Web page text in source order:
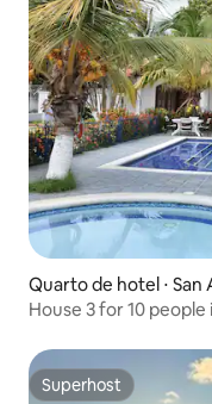
Quarto de hotel ⋅ San
House 3 for 10
Superhost
Superhost